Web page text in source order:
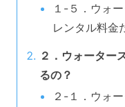
１-５．ウォ
レンタル料金
２．ウォーター
るの？
２-１．ウォ